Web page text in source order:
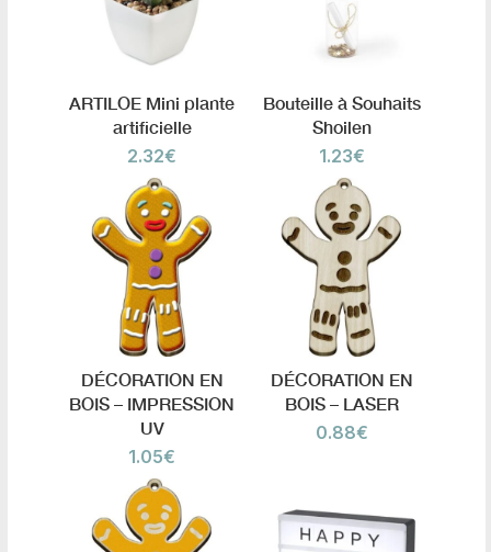
ARTILOE Mini plante
artificielle
2.32€
Bouteille à Souhaits
Shoilen
1.23€
DÉCORATION EN
BOIS – IMPRESSION
UV
1.05€
DÉCORATION EN
BOIS – LASER
0.88€